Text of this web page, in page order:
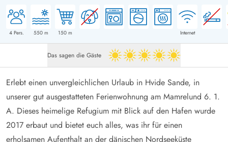
4Pers. 550m 150 m Internet
Das sagen die Gäste 5 von 5
Erlebt einen unvergleichlichen Urlaub in Hvide Sande, in
unserer gut ausgestatteten Ferienwohnung am Mamrelund 6. 1.
A. Dieses heimelige Refugium mit Blick auf den Hafen wurde
2017 erbaut und bietet euch alles, was ihr für einen
erholsamen Aufenthalt an der dänischen Nordseeküste